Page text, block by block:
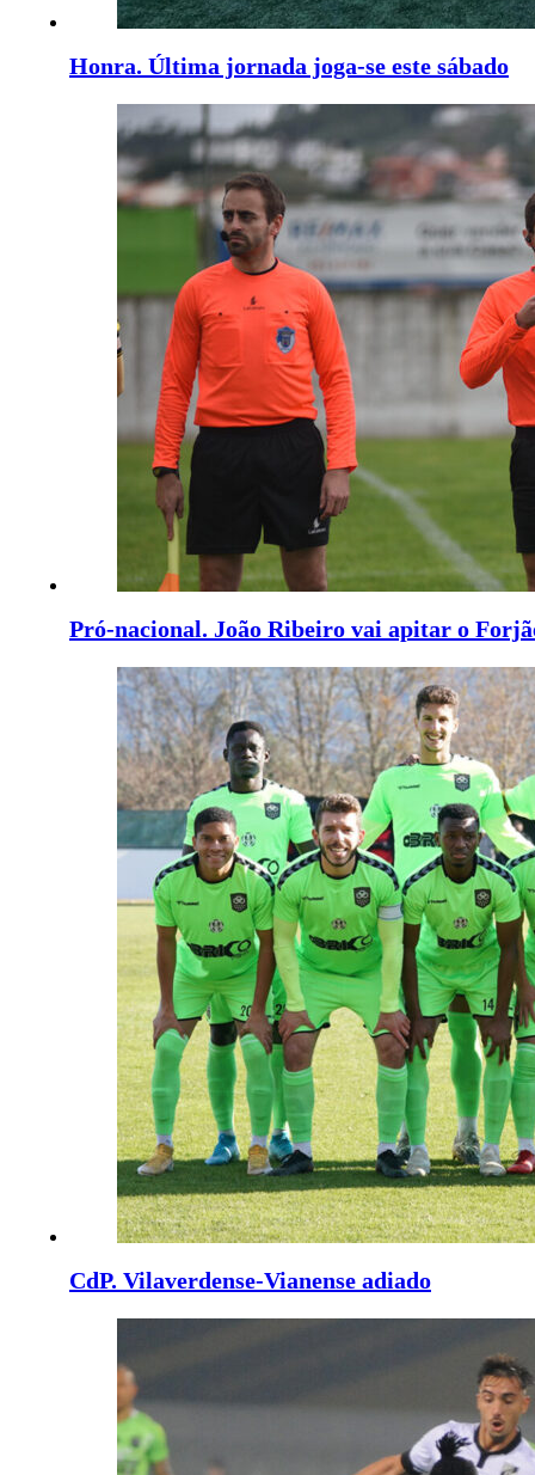
Honra. Última jornada joga-se este sábado
Pró-nacional. João Ribeiro vai apitar o
CdP. Vilaverdense-Vianense adiado